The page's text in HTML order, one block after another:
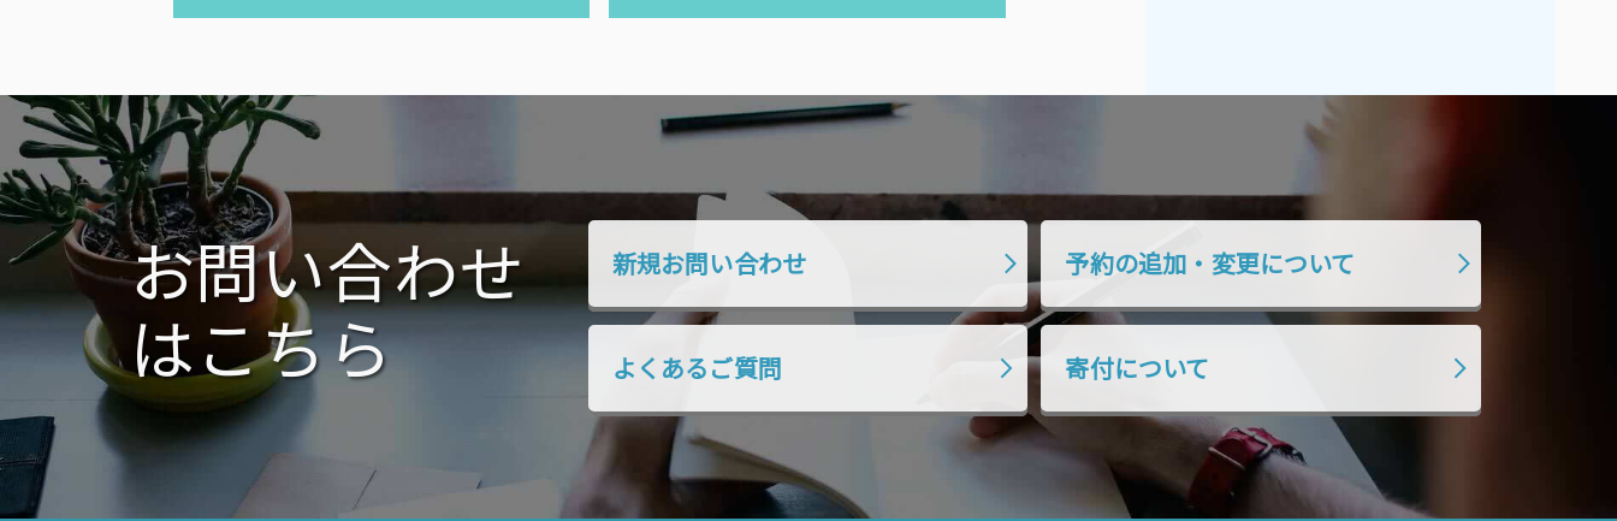
ゲ
ー
シ
ョ
ン
2020年10月
2020年7月 2020年6月
2020年1月 2019年12月
2019年11月
2019年9月 2019年8月
2019年7月 2019年6月
2019年5月 2019年4月
お問い合わせ
はこちら
新規お問い合わせ 予約の追加・変更について
よくあるご質問 寄付について